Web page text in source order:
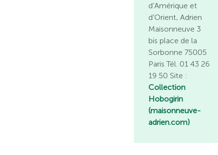
d’Amérique et
d’Orient, Adrien
Maisonneuve 3
bis place de la
Sorbonne 75005
Paris Tél. 01 43 26
19 50 Site :
Collection
Hobogirin
(maisonneuve-
adrien.com)